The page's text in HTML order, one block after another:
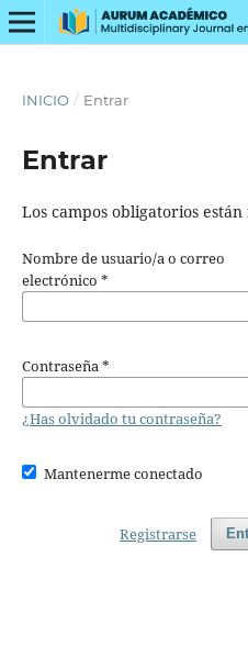
INICIO / Entrar
Entrar
Los campos obligatorios
Nombre de usuario/a o correo
electrónico *
Contraseña*
¿Has olvidado tu contraseña?
Mantenerme conectado
Registrarse